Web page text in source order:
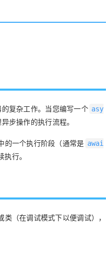
复杂工作。当您编写一个 asy
步操作的执行流程。
的一个执行阶段（通常是 awai
行。
（在调试模式下以便调试），